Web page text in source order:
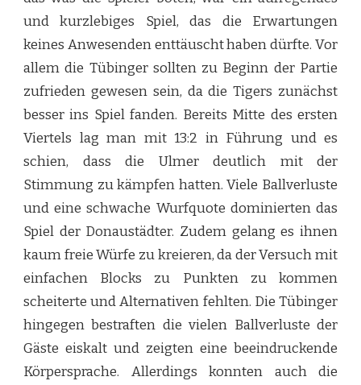
und kurzlebiges Spiel, das die Erwartungen
keines Anwesenden enttäuscht haben dürfte. Vor
allem die Tübinger sollten zu Beginn der Partie
zufrieden gewesen sein, da die Tigers zunächst
besser ins Spiel fanden. Bereits Mitte des ersten
Viertels lag man mit 13:2 in Führung und es
schien, dass die Ulmer deutlich mit der
Stimmung zu kämpfen hatten. Viele Ballverluste
und eine schwache Wurfquote dominierten das
Spiel der Donaustädter. Zudem gelang es ihnen
kaum freie Würfe zu kreieren, da der Versuch mit
einfachen Blocks zu Punkten zu kommen
scheiterte und Alternativen fehlten. Die Tübinger
hingegen bestraften die vielen Ballverluste der
Gäste eiskalt und zeigten eine beeindruckende
Körpersprache. Allerdings konnten auch die